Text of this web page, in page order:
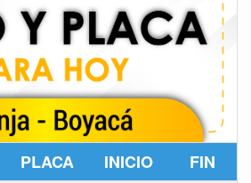
PLACA INICIO FIN